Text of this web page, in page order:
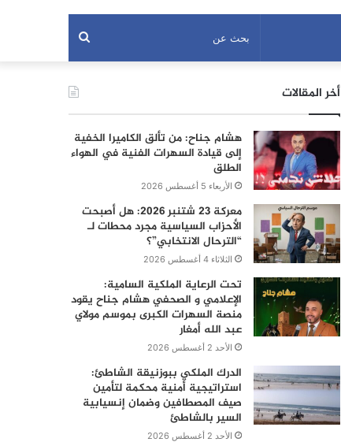
بحث
عن أخر المقالات
هشام جناح: من تألق الكاميرا الخفية
إلى قيادة السهرات الفنية في الهواء
الطلق
الأربعاء 5 أغسطس 2026
معركة 23 شتنبر 2026: هل أصبحت
الأحزاب السياسية مجرد محطات لـ
“الترحال الانتخابي”؟
الثلاثاء 4 أغسطس 2026
تحت الرعاية الملكية السامية:
الإعلامي و الصحفي هشام جناح يقود
منصة السهرات الكبرى بموسم مولاي
عبد الله أمغار
الأحد 2 أغسطس 2026
الدرك الملكي ببوزنيقة الشاطئ:
استراتيجية أمنية محكمة لتأمين
صيف المصطافين وضمان إنسيابية
السير بالشاطئ
الأحد 2 أغسطس 2026